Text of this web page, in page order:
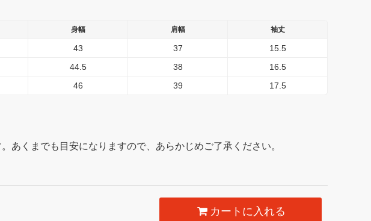
身幅 肩幅 袖丈
43 37 15.5
44.5 38 16.5
46 39 17.5
あくまでも目安になりますので、あらかじめご了承ください。
カートに入れる